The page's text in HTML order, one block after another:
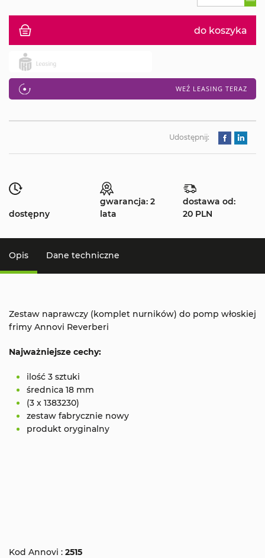
do koszyka
WEŹ LEASING TERAZ
Udostępnij:
dostępny
gwarancja: 2
lata
dostawa od:
20 PLN
Opis Dane techniczne
Zestaw naprawczy (komplet nurników) do pomp włoskiej
frimy Annovi Reverberi
Najważniejsze cechy:
ilość 3 sztuki
średnica 18 mm
(3 x 1383230)
zestaw fabrycznie nowy
produkt oryginalny
Kod Annovi : 2515